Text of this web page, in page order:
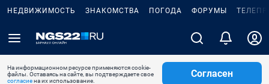
НЕДВИЖИМОСТЬ ЗНАКОМСТВА ПОГОДА ФОРУМЫ
На информационном ресурсе применяются cookie-
файлы. Оставаясь на сайте, вы подтверждаете свое
согласиена их использование.
Согласен